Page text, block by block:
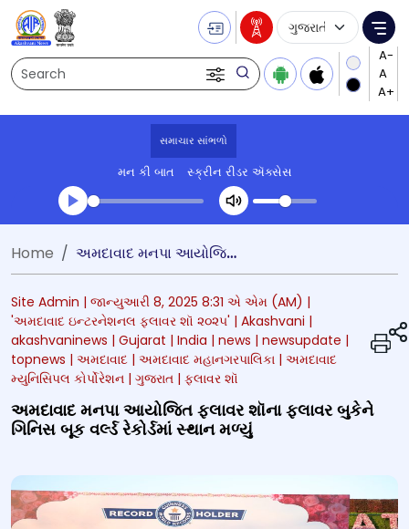
Search
Language
સમાચાર સાંભળો
મન કી બાત સ્ક્રીન રીડર ઍક્સેસ
Transcript summary
પ્લે ઓડિયો
Home અમદાવાદ મનપા આયોજિત ફ્લાવર શૉના ફ્લાવર બુકેને ગિનિસ બૂક વર્લ્ડ રેકોર્ડમાં સ્થાન મળ્યું
Site Admin | જાન્યુઆરી 8, 2025 8:31 એ એમ (AM) |
'અમદાવાદ ઇન્ટરનેશનલ ફ્લાવર શૉ ૨૦૨૫' | Akashvani |
akashvaninews | Gujarat | India | news | newsupdate |
topnews | અમદાવાદ | અમદાવાદ મહાનગરપાલિકા | અમદાવાદ
મ્યુનિસિપલ કોર્પોરેશન | ગુજરાત | ફ્લાવર શૉ
અમદાવાદ મનપા આયોજિત ફ્લાવર શૉના ફ્લાવર બુકેને
ગિનિસ બૂક વર્લ્ડ રેકોર્ડમાં સ્થાન મળ્યું